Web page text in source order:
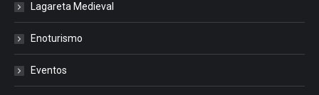
Lagareta Medieval
Enoturismo
Eventos